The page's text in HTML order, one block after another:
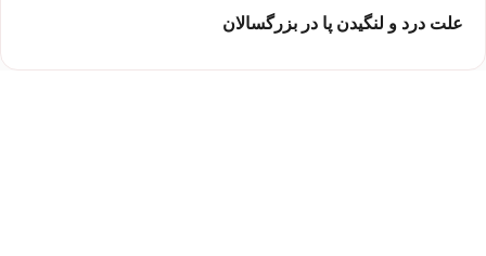
علت درد و لنگیدن پا در بزرگسالان